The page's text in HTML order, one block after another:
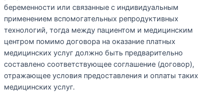
беременности или связанные с индивидуальным
применением вспомогательных репродуктивных
технологий, тогда между пациентом и медицинским
центром помимо договора на оказание платных
медицинских услуг должно быть предварительно
составлено соответствующее соглашение (договор),
отражающее условия предоставления и оплаты таких
медицинских услуг.